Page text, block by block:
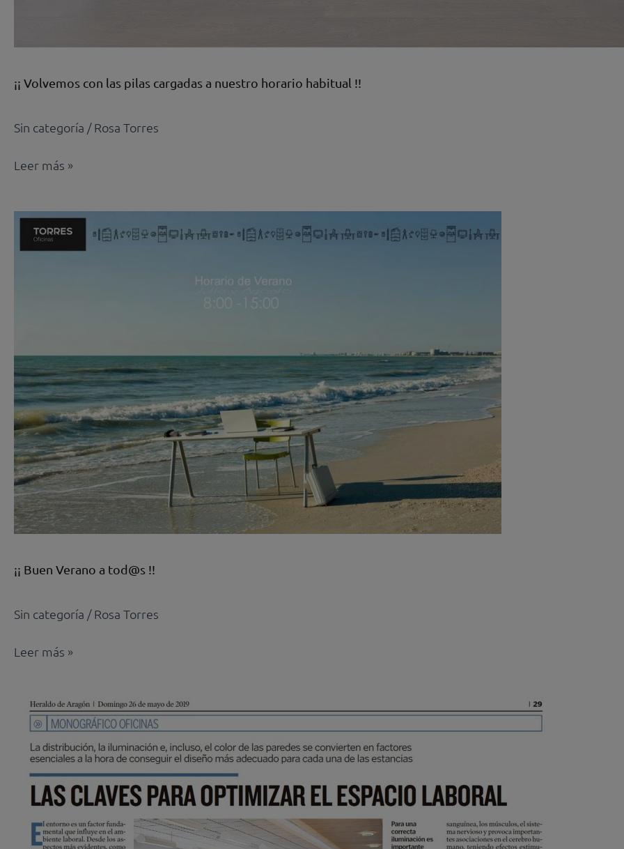
¡¡ Volvemos con las pilas cargadas a nuestro horario habitual !!
Sin categoría /Rosa Torres
Leer más »
¡¡ Buen Verano a tod@s !!
Sin categoría /Rosa Torres
¡¡
Buen
Leer más »
«LA
PRIMERA
IMPRESIÓN
DICE
MUCHO)